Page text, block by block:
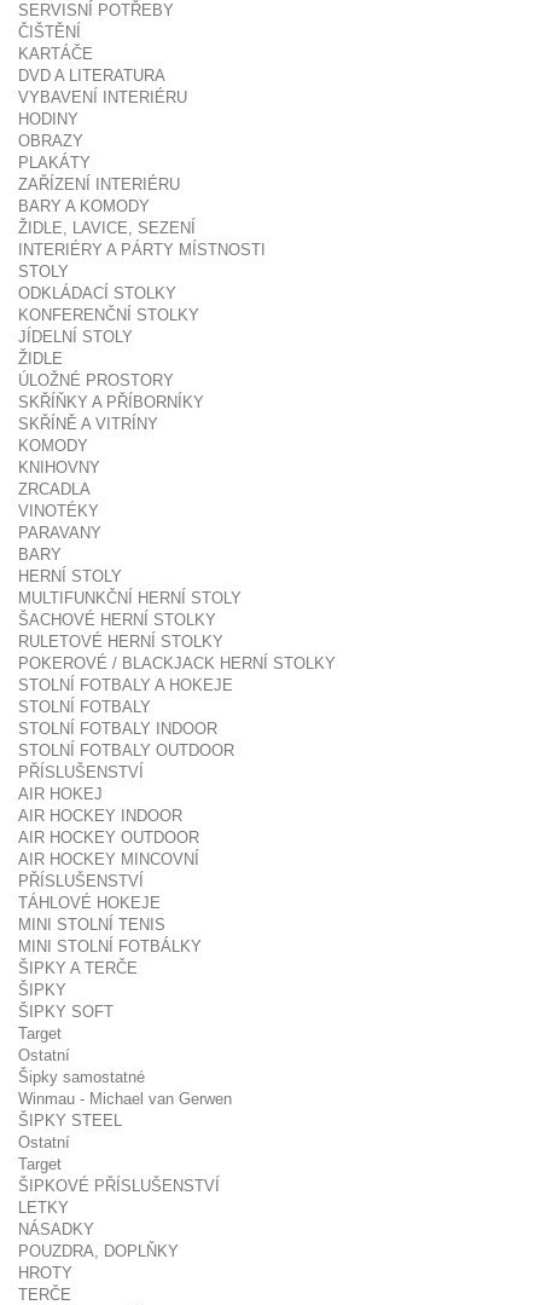
SERVISNÍ POTŘEBY
ČIŠTĚNÍ
KARTÁČE
DVD A LITERATURA
VYBAVENÍ INTERIÉRU
HODINY
OBRAZY
PLAKÁTY
ZAŘÍZENÍ INTERIÉRU
BARY A KOMODY
ŽIDLE, LAVICE, SEZENÍ
INTERIÉRY A PÁRTY MÍSTNOSTI
STOLY
ODKLÁDACÍ STOLKY
KONFERENČNÍ STOLKY
JÍDELNÍ STOLY
ŽIDLE
ÚLOŽNÉ PROSTORY
SKŘÍŇKY A PŘÍBORNÍKY
SKŘÍNĚ A VITRÍNY
KOMODY
KNIHOVNY
ZRCADLA
VINOTÉKY
PARAVANY
BARY
HERNÍ STOLY
MULTIFUNKČNÍ HERNÍ STOLY
ŠACHOVÉ HERNÍ STOLKY
RULETOVÉ HERNÍ STOLKY
POKEROVÉ / BLACKJACK HERNÍ STOLKY
STOLNÍ FOTBALY A HOKEJE
STOLNÍ FOTBALY
STOLNÍ FOTBALY INDOOR
STOLNÍ FOTBALY OUTDOOR
PŘÍSLUŠENSTVÍ
AIR HOKEJ
AIR HOCKEY INDOOR
AIR HOCKEY OUTDOOR
AIR HOCKEY MINCOVNÍ
PŘÍSLUŠENSTVÍ
TÁHLOVÉ HOKEJE
MINI STOLNÍ TENIS
MINI STOLNÍ FOTBÁLKY
ŠIPKY A TERČE
ŠIPKY
ŠIPKY SOFT
Target
Ostatní
Šipky samostatné
Winmau - Michael van Gerwen
ŠIPKY STEEL
Ostatní
Target
ŠIPKOVÉ PŘÍSLUŠENSTVÍ
LETKY
NÁSADKY
POUZDRA, DOPLŇKY
HROTY
TERČE